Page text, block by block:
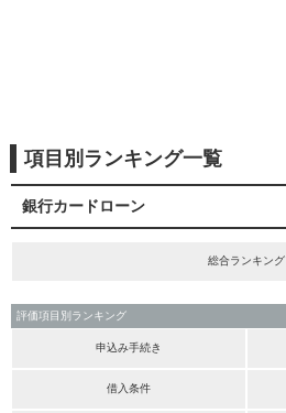
項目別ランキング一覧
銀行カードローン
総合ランキング
評価項目別ランキング
申込み手続き
借入条件